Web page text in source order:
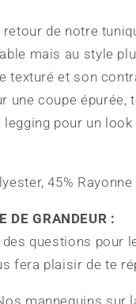
de notre
mais au style
texturé et son
une coupe
legging pour un
45% Rayonne
DE GRANDEUR :
des questions pour
fera plaisir de te
mannequins sur